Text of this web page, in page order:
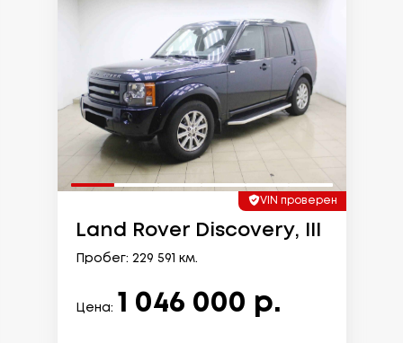
VIN проверен
Land Rover Discovery, III
Пробег: 229 591 км.
Цена: 1 046 000 р.